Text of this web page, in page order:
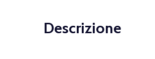
Descrizione